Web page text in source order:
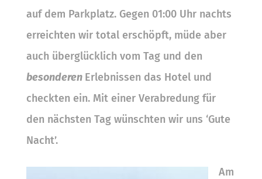
auf dem Parkplatz. Gegen 01:00 Uhr nachts
erreichten wir total erschöpft, müde aber
auch überglücklich vom Tag und den
besonderen Erlebnissen das Hotel und
checkten ein. Mit einer Verabredung für
den nächsten Tag wünschten wir uns ‘Gute
Nacht’.
Am